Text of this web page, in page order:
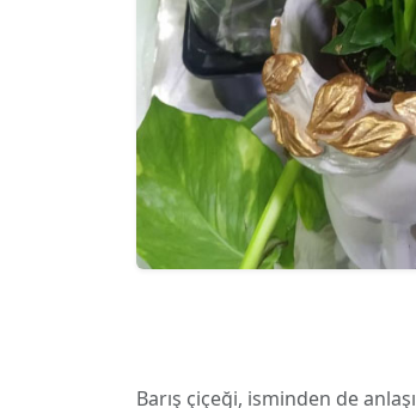
Barış çiçeği, isminden de